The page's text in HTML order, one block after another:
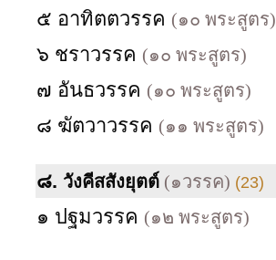
๕ อาทิตตวรรค (๑๐ พระสูตร)
๖ ชราวรรค (๑๐ พระสูตร)
๗ อันธวรรค (๑๐ พระสูตร)
๘ ฆัตวาวรรค (๑๑ พระสูตร)
๘. วังคีสสังยุตต์ (๑วรรค) (23)
๑ ปฐมวรรค (๑๒ พระสูตร)